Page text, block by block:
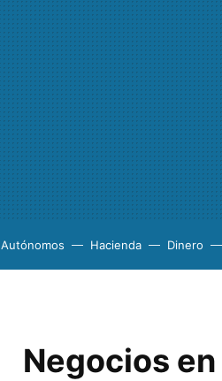
Autónomos Hacienda Dinero
Negocios